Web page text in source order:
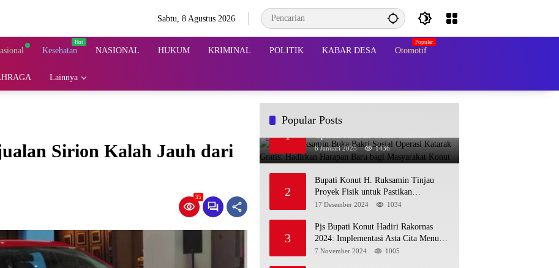
Sabtu, 8 Agustus 2026
Kesehatan NASIONAL HUKUM KRIMINAL POLITIK KABAR DESA Otomotif
Lainnya
Sirion Kalah Jauh dari
35
Popular Posts
1
Bupati Ruksamin Buka Bakti Sosial
Operasi Katarak Gratis: Hadirkan
Harapan Baru bagi Masyarakat Konut
6 Januari 2025 1436
2
Bupati Konut H. Ruksamin Tinjau
Proyek Fisik untuk Pastikan
Kesesuaian dengan Perencanaan
17 Desember 2024 1034
3
Pjs Bupati Konut Hadiri Rakornas
2024: Implementasi Asta Cita Menuju
Indonesia Emas
7 November 2024 1005